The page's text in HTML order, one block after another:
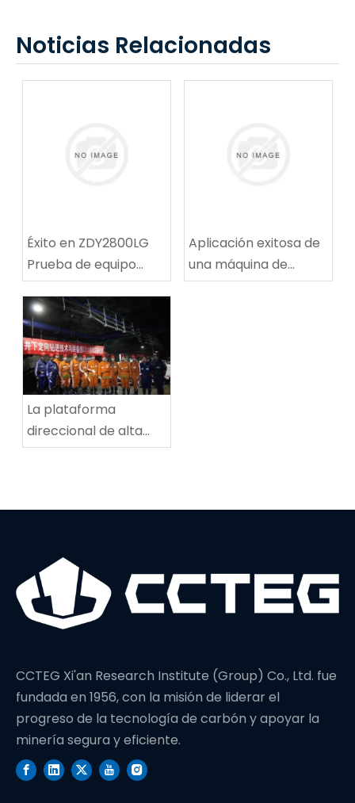
Noticias Relacionadas
Éxito en ZDY2800LG
Prueba de equipo
técnico de
perforación espiral de
alta velocidad
Aplicación exitosa de
una máquina de
reparación de rutas
La plataforma
direccional de alta
potencia establece
CCTEG Xi'an Research Institute (Group) Co., Ltd. fue
fundada en 1956, con la misión de liderar el
progreso de la tecnología de carbón y apoyar la
minería segura y eficiente.